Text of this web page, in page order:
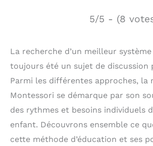
5/5 - (8
La recherche d’un meilleur
toujours été un sujet de discussion
Parmi les différentes approches, la
Montessori se démarque par son
des rythmes et besoins individuels
enfant. Découvrons ensemble ce
cette méthode d’éducation et ses